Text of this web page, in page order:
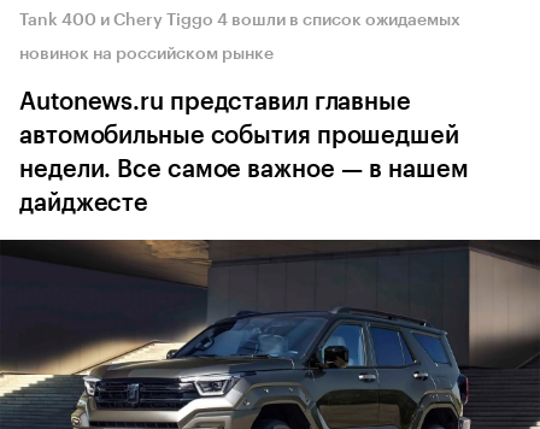
Tank 400 и Chery Tiggo 4 вошли в список ожидаемых
новинок на российском рынке
Autonews.ru представил главные
автомобильные события прошедшей
недели. Все самое важное — в нашем
дайджесте